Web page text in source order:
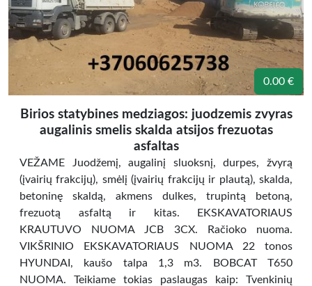
0.00 €
Birios statybines medziagos: juodzemis zvyras
augalinis smelis skalda atsijos frezuotas
asfaltas
VEŽAME Juodžemį, augalinį sluoksnį, durpes, žvyrą
(įvairių frakcijų), smėlį (įvairių frakcijų ir plautą), skalda,
betoninę skaldą, akmens dulkes, trupintą betoną,
frezuotą asfaltą ir kitas. EKSKAVATORIAUS
KRAUTUVO NUOMA JCB 3CX. Račioko nuoma.
VIKŠRINIO EKSKAVATORIAUS NUOMA 22 tonos
HYUNDAI, kaušo talpa 1,3 m3. BOBCAT T650
NUOMA. Teikiame tokias paslaugas kaip: Tvenkinių